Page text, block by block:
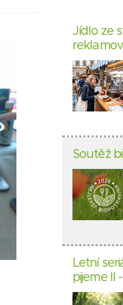
Jídlo ze
Soutěž
Letní
pijeme II